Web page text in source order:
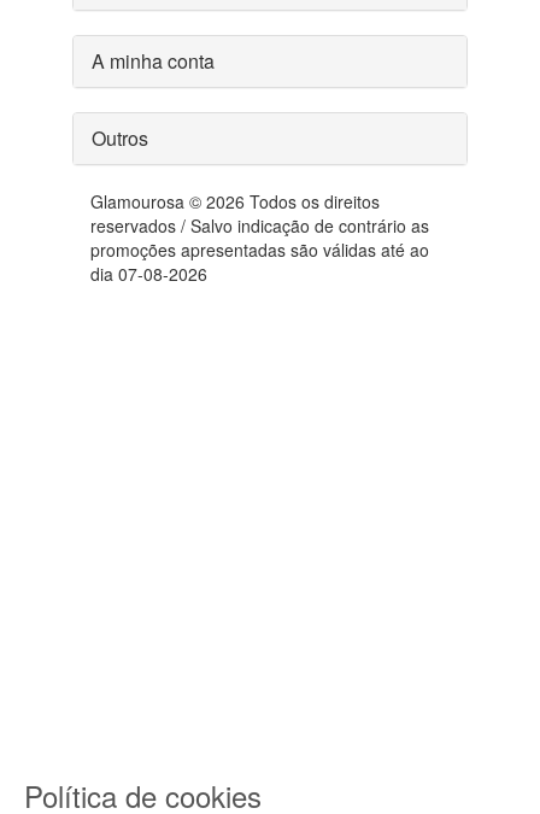
A minha conta
Outros
Glamourosa © 2026 Todos os direitos
reservados / Salvo indicação de contrário as
promoções apresentadas são válidas até ao
dia 07-08-2026
Política de cookies